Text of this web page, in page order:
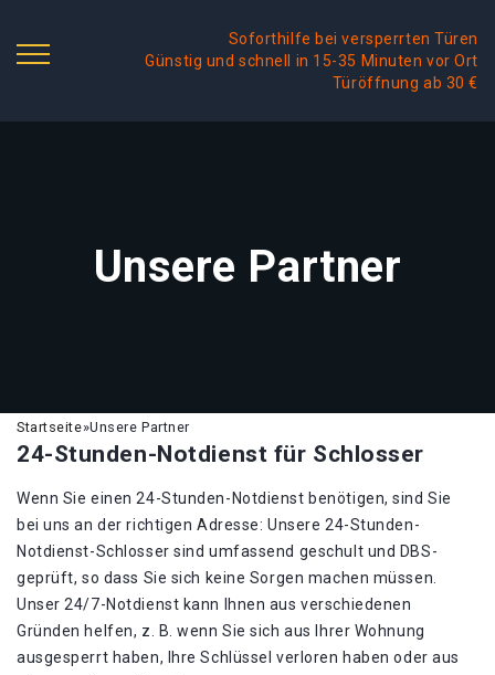
Soforthilfe bei versperrten Türen
Günstig und schnell in 15-35 Minuten vor Ort
Türöffnung ab 30 €
Unsere Partner
Startseite»Unsere Partner
24-Stunden-Notdienst für Schlosser
Wenn Sie einen 24-Stunden-Notdienst benötigen, sind Sie
bei uns an der richtigen Adresse: Unsere 24-Stunden-
Notdienst-Schlosser sind umfassend geschult und DBS-
geprüft, so dass Sie sich keine Sorgen machen müssen.
Unser 24/7-Notdienst kann Ihnen aus verschiedenen
Gründen helfen, z. B. wenn Sie sich aus Ihrer Wohnung
ausgesperrt haben, Ihre Schlüssel verloren haben oder aus